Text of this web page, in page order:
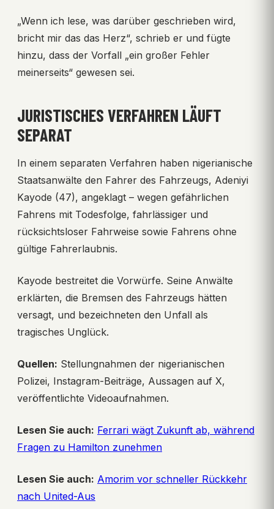
„Wenn ich lese, was darüber geschrieben wird,
bricht mir das das Herz“, schrieb er und fügte
hinzu, dass der Vorfall „ein großer Fehler
meinerseits“ gewesen sei.
JURISTISCHES VERFAHREN LÄUFT
SEPARAT
In einem separaten Verfahren haben nigerianische
Staatsanwälte den Fahrer des Fahrzeugs, Adeniyi
Kayode (47), angeklagt – wegen gefährlichen
Fahrens mit Todesfolge, fahrlässiger und
rücksichtsloser Fahrweise sowie Fahrens ohne
gültige Fahrerlaubnis.
Kayode bestreitet die Vorwürfe. Seine Anwälte
erklärten, die Bremsen des Fahrzeugs hätten
versagt, und bezeichneten den Unfall als
tragisches Unglück.
Quellen: Stellungnahmen der nigerianischen
Polizei, Instagram-Beiträge, Aussagen auf X,
veröffentlichte Videoaufnahmen.
Lesen Sie auch: Ferrari wägt Zukunft ab, während
Fragen zu Hamilton zunehmen
Lesen Sie auch: Amorim vor schneller Rückkehr
nach United-Aus